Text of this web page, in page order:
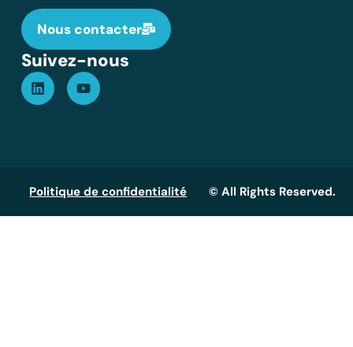
Nous contacter
Suivez-nous
Politique de confidentialité © All Rights Reserved.